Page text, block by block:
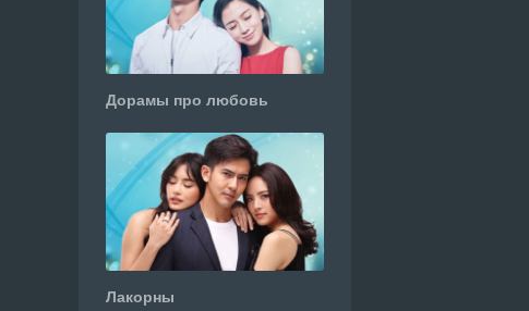
Дорамы про любовь
Лакорны